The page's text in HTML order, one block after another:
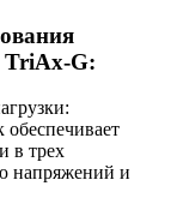
TriAx-G:
обеспечивает
в трех
напряжений и